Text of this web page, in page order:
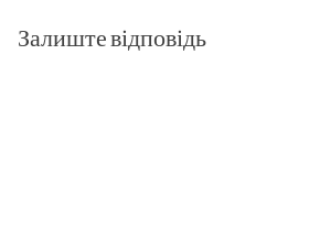
Залиште відповідь